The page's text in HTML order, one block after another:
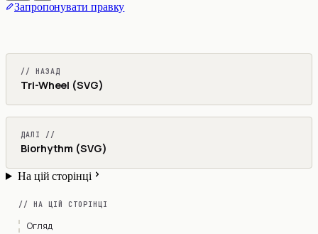
Запропонувати правку
// НАЗАД
Tri-Wheel (SVG)
ДАЛІ //
Biorhythm (SVG)
На цій сторінці
// НА ЦІЙ СТОРІНЦІ
Огляд